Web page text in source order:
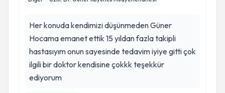
Her konuda kendimizi düşünmeden Güner
Hocama emanet ettik 15 yıldan fazla takipli
hastasıyım onun sayesinde tedavim iyiye gitti çok
ilgili bir doktor kendisine çokkk teşekkür
ediyorum